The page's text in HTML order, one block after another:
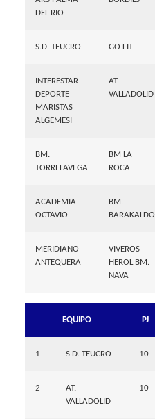
DEL RIO
S.D. TEUCRO GO FIT
INTERESTAR
DEPORTE
MARISTAS
ALGEMESI
AT.
VALLADOLID
BM.
TORRELAVEGA
BM LA
ROCA
ACADEMIA
OCTAVIO
BM.
BARAKALDO
MERIDIANO
ANTEQUERA
VIVEROS
HEROL BM.
NAVA
EQUIPO PJ
1 S.D. TEUCRO 10
2
AT.
VALLADOLID
10